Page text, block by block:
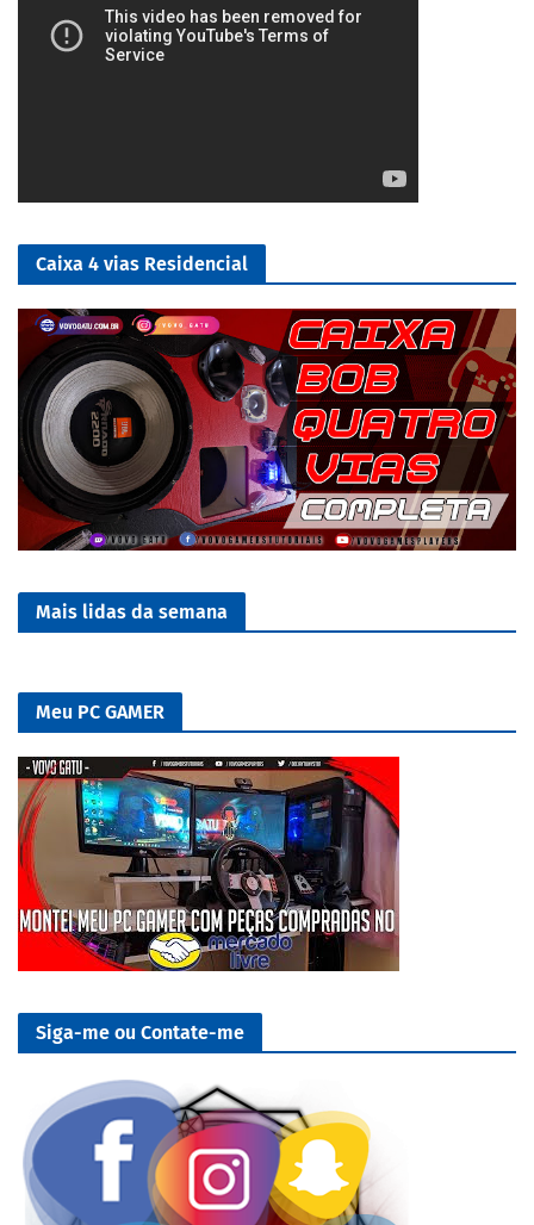
Caixa 4 vias Residencial
Mais lidas da semana
Meu PC GAMER
Siga-me ou Contate-me